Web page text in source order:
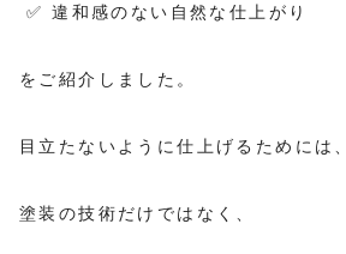
✅ 違和感のない自然な仕上がり
をご紹介しました。
目立たないように仕上げるためには、
塗装の技術だけではなく、